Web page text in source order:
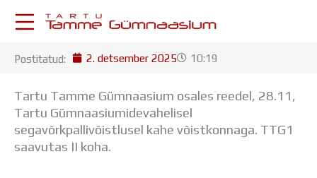
KESKKONNAD
Postkast
Drive
Tamme TV
Postitatud: 2. detsember 2025 10:19
Tartu Tamme Gümnaasium osales reedel, 28.11,
Tartu Gümnaasiumidevahelisel
segavõrkpallivõistlusel kahe võistkonnaga. TTG1
saavutas II koha.